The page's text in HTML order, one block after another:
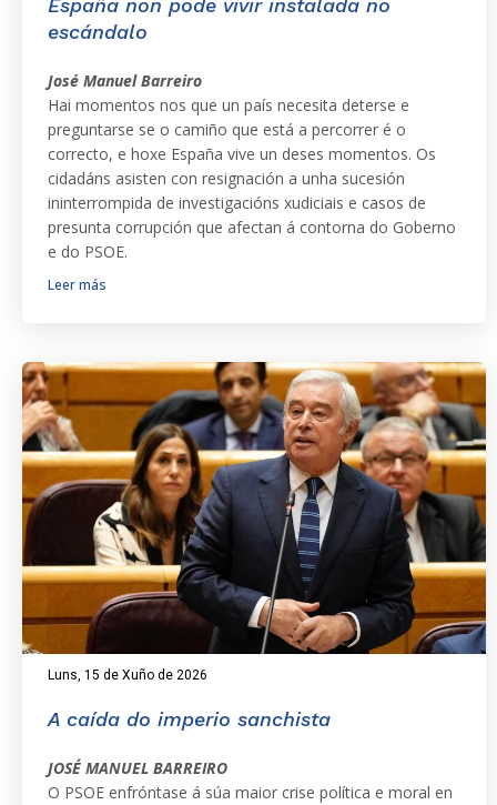
España non pode vivir instalada no
escándalo
José Manuel Barreiro
Hai momentos nos que un país necesita deterse e
preguntarse se o camiño que está a percorrer é o
correcto, e hoxe España vive un deses momentos. Os
cidadáns asisten con resignación a unha sucesión
ininterrompida de investigacións xudiciais e casos de
presunta corrupción que afectan á contorna do Goberno
e do PSOE.
Leer más
Luns, 15 de Xuño de 2026
A caída do imperio sanchista
JOSÉ MANUEL BARREIRO
O PSOE enfróntase á súa maior crise política e moral en